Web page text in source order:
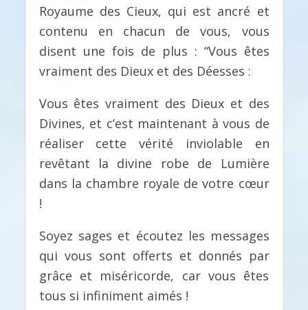
Royaume des Cieux, qui est ancré et
contenu en chacun de vous, vous
disent une fois de plus : “Vous êtes
vraiment des Dieux et des Déesses :
Vous êtes vraiment des Dieux et des
Divines, et c’est maintenant à vous de
réaliser cette vérité inviolable en
revêtant la divine robe de Lumière
dans la chambre royale de votre cœur
!
Soyez sages et écoutez les messages
qui vous sont offerts et donnés par
grâce et miséricorde, car vous êtes
tous si infiniment aimés !